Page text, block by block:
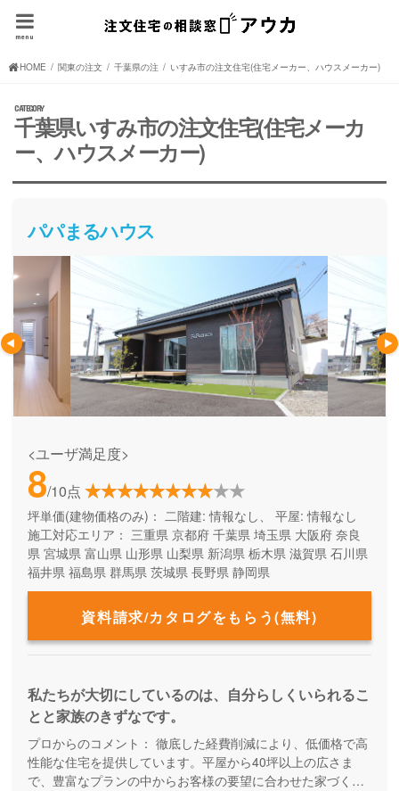
menu
HOME 関東の注文住宅(住宅メーカー、ハウスメーカー)
千葉県の注文住宅(住宅メーカー、ハウスメーカー)
いすみ市の注文住宅(住宅メーカー、ハウスメーカー)
千葉県いすみ市の注文住宅(住宅メーカ
ー、ハウスメーカー)
パパまるハウス
<ユーザ満足度>
8/10点
坪単価(建物価格のみ)： 二階建: 情報なし、 平屋: 情報なし
施工対応エリア： 三重県 京都府 千葉県 埼玉県 大阪府 奈良
県 宮城県 富山県 山形県 山梨県 新潟県 栃木県 滋賀県 石川県
福井県 福島県 群馬県 茨城県 長野県 静岡県
資料請求/カタログをもらう(無料)
私たちが大切にしているのは、自分らしくいられるこ
とと家族のきずなです。
プロからのコメント： 徹底した経費削減により、低価格で高
性能な住宅を提供しています。平屋から40坪以上の広さま
で、豊富なプランの中からお客様の要望に合わせた家づくり